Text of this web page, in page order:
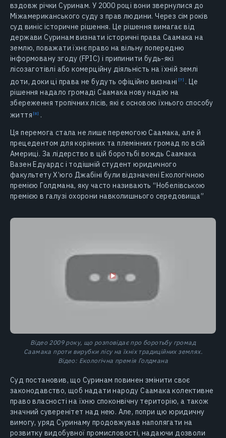
вздовж річки Суринам. У 2000 році вони звернулися до
Міжамериканського суду з прав людини. Через сім років
суд виніс історичне рішення. Це рішення вимагає від
держави Суринам визнати історичні права Саамака на
землю, поважати їхнє право на вільну попередню
інформовану згоду (FPIC) і припинити будь-які
лісозаготівлі або комерційну діяльність на їхній землі
доти, доки ці права не будуть офіційно визнані . Це
рішення надало громаді Саамака нову надію на
збереження тропічних лісів, які є основою їхнього способу
життя
.
Ця перемога стала не лише перемогою Саамака, але й
прецедентом для корінних та племінних громад по всій
Америці. За лідерство в цій боротьбі вождь Саамака
Вазен Едуардс і тодішній студент юридичного
факультету Х’юго Джабіні були відзначені Екологічною
премією Голдмана, яку часто називають “Нобелівською
премією в галузі охорони навколишнього середовища”
Відео 2009 року, що розповідає про боротьбу громад
Саамака проти вирубки лісу на їхніх традиційних землях.
Відео: Екологічна премія Голдмана
Суд постановив, що Суринам повинен змінити своє
законодавство, щоб надати народу Саамака колективне
право власності на їхню споконвічну територію, а також
значний суверенітет над нею. Але, попри цю юридичну
вимогу, уряд Суринаму продовжував наполягати на
розвитку видобувної промисловості, надаючи дозволи